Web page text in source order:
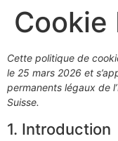
Cookie
Cette politique de
le 25 mars 2026 et
permanents légaux de
Suisse.
1. Introduction